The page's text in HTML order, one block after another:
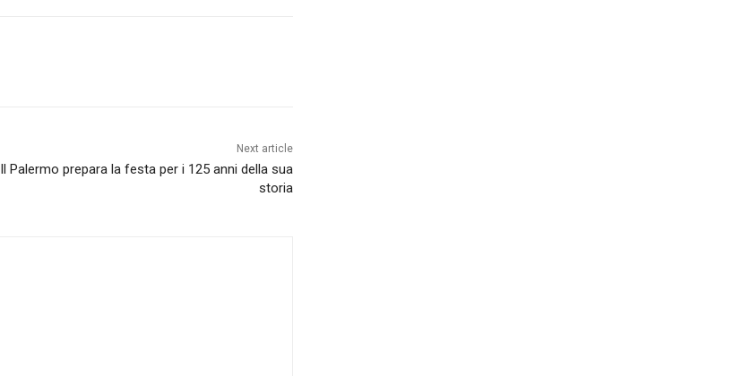
Next article
Il Palermo prepara la festa per i 125 anni della sua
storia